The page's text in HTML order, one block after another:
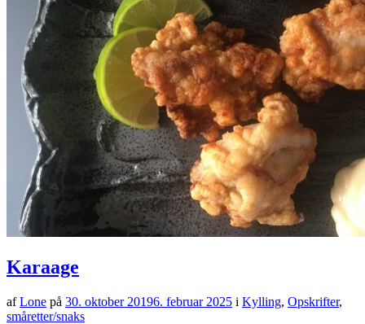
Karaage
afLone på 30. oktober 20196. februar 2025 i Kylling, Opskrifter,
småretter/snaks